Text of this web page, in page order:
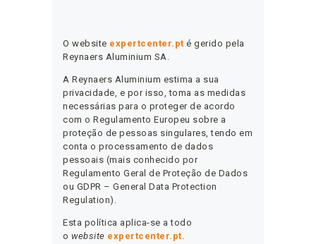
O website expertcenter.pt é gerido pela
Reynaers Aluminium SA.
A Reynaers Aluminium estima a sua
privacidade, e por isso, toma as medidas
necessárias para o proteger de acordo
com o Regulamento Europeu sobre a
proteção de pessoas singulares, tendo em
conta o processamento de dados
pessoais (mais conhecido por
Regulamento Geral de Proteção de Dados
ou GDPR – General Data Protection
Regulation).
Esta política aplica-se a todo
o website expertcenter.pt.